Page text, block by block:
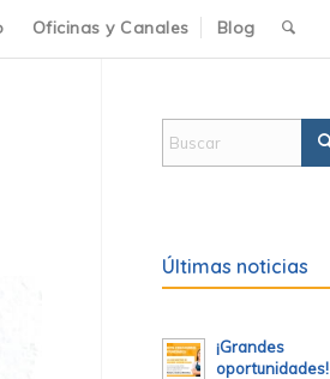
Oficinas y Canales Blog
Últimas noticias
¡Grandes
oportunidades!